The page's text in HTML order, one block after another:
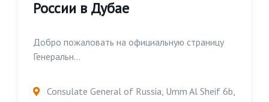
России в Дубае
Добро пожаловать на официальную страницу
Генеральн...
Consulate General of Russia, Umm Al Sheif 6b,